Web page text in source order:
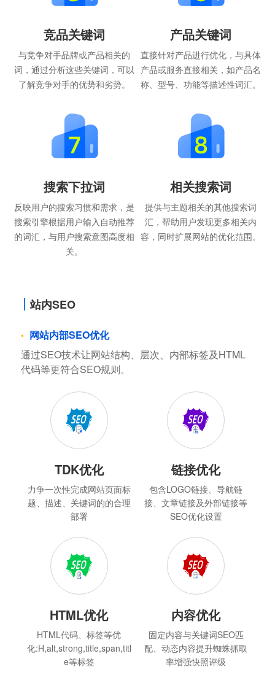
竞品关键词
与竞争对手品牌或产品相关的
词，通过分析这些关键词，可以
了解竞争对手的优势和劣势。
产品关键词
直接针对产品进行优化，与具体
产品或服务直接相关，如产品名
称、型号、功能等描述性词汇。
搜索下拉词
反映用户的搜索习惯和需求，是
搜索引擎根据用户输入自动推荐
的词汇，与用户搜索意图高度相
关。
相关搜索词
提供与主题相关的其他搜索词
汇，帮助用户发现更多相关内
容，同时扩展网站的优化范围。
站内SEO
网站内部SEO优化
通过SEO技术让网站结构、层次、内部标签及HTML
代码等更符合SEO规则。
TDK优化
力争一次性完成网站页面标
题、描述、关键词的的合理
部署
链接优化
包含LOGO链接、导航链
接、文章链接及外部链接等
SEO优化设置
HTML优化
HTML代码、标签等优
化:H,alt,strong,title,span,titl
e等标签
内容优化
固定内容与关键词SEO匹
配、动态内容提升蜘蛛抓取
率增强快照评级